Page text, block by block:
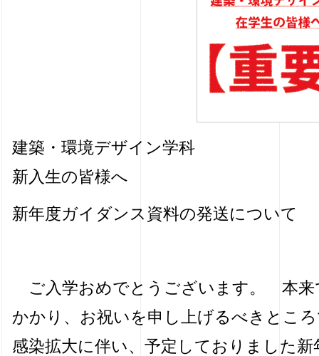
建築・環境デザイン学科
新入生の皆様へ
新年度ガイダンス資料の発送について
ご入学おめでとうございます。 本来
かかり、お祝いを申し上げるべきとこ
感染拡大に伴い、予定しておりました